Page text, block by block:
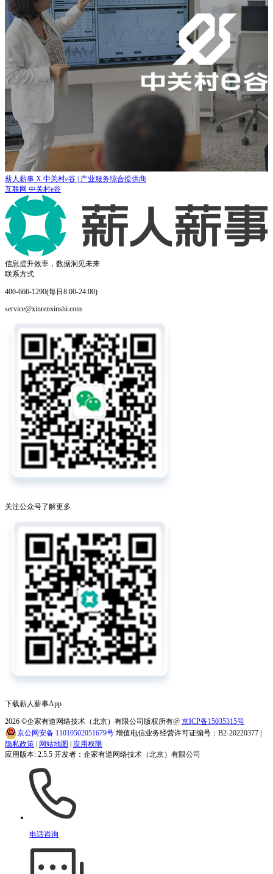
薪人薪事 X 中关村e谷 | 产业服务综合提供商
互联网 中关村e谷
信息提升效率，数据洞见未来
联系方式
400-666-1290(每日8:00-24:00)
service@xinrenxinshi.com
关注公众号了解更多
下载薪人薪事App
2026 ©企家有道网络技术（北京）有限公司版权所有@ 京ICP备15035315号
京公网安备 11010502051679号 增值电信业务经营许可证编号：B2-20220377 |
隐私政策
网站地图
应用权限
应用版本: 2.5.5 开发者：企家有道网络技术（北京）有限公司
电话咨询